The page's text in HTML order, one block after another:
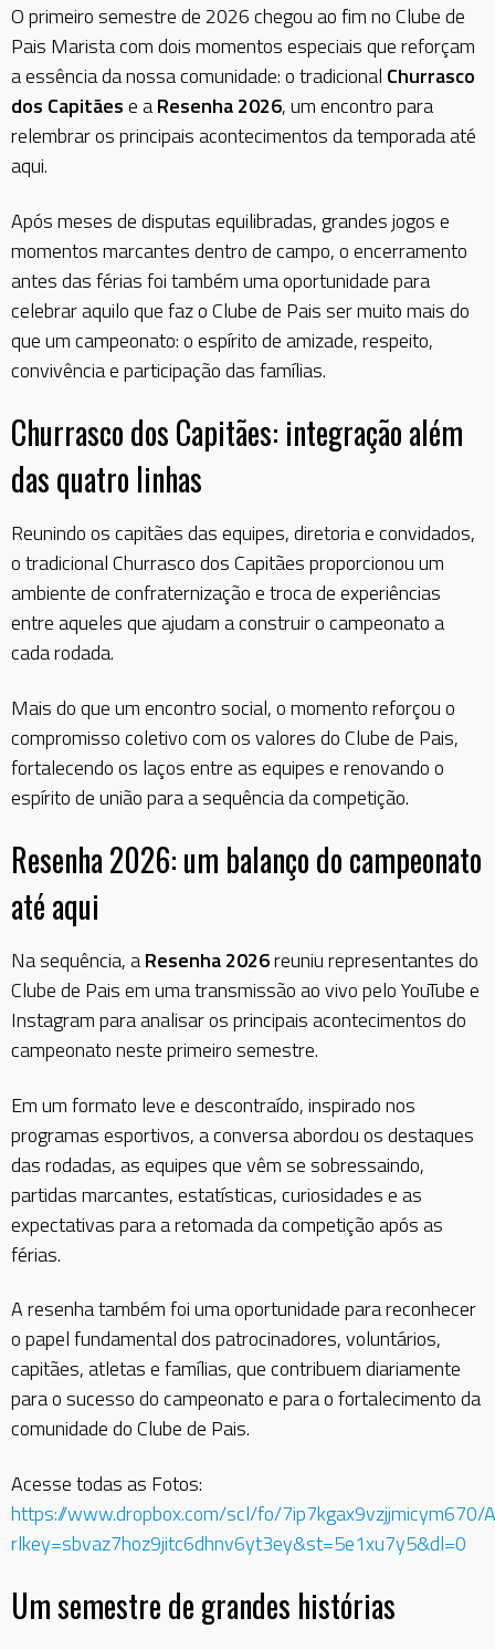
O primeiro semestre de 2026 chegou ao fim no Clube de
Pais Marista com dois momentos especiais que reforçam
a essência da nossa comunidade: o tradicional Churrasco
dos Capitãese aResenha 2026, um encontro para
relembrar os principais acontecimentos da temporada até
aqui.
Após meses de disputas equilibradas, grandes jogos e
momentos marcantes dentro de campo, o encerramento
antes das férias foi também uma oportunidade para
celebrar aquilo que faz o Clube de Pais ser muito mais do
que um campeonato: o espírito de amizade, respeito,
convivência e participação das famílias.
Churrasco dos Capitães: integração além
das quatro linhas
Reunindo os capitães das equipes, diretoria e convidados,
o tradicional Churrasco dos Capitães proporcionou um
ambiente de confraternização e troca de experiências
entre aqueles que ajudam a construir o campeonato a
cada rodada.
Mais do que um encontro social, o momento reforçou o
compromisso coletivo com os valores do Clube de Pais,
fortalecendo os laços entre as equipes e renovando o
espírito de união para a sequência da competição.
Resenha 2026: um balanço do campeonato
até aqui
Na sequência, aResenha 2026reuniu representantes do
Clube de Pais em uma transmissão ao vivo pelo YouTube e
Instagram para analisar os principais acontecimentos do
campeonato neste primeiro semestre.
Em um formato leve e descontraído, inspirado nos
programas esportivos, a conversa abordou os destaques
das rodadas, as equipes que vêm se sobressaindo,
partidas marcantes, estatísticas, curiosidades e as
expectativas para a retomada da competição após as
férias.
A resenha também foi uma oportunidade para reconhecer
o papel fundamental dos patrocinadores, voluntários,
capitães, atletas e famílias, que contribuem diariamente
para o sucesso do campeonato e para o fortalecimento da
comunidade do Clube de Pais.
Acesse todas as Fotos:
https://www.dropbox.com/scl/fo/7ip7kgax9vzjjmicym670/
rlkey=sbvaz7hoz9jitc6dhnv6yt3ey&st=5e1xu7y5&dl=0
Um semestre de grandes histórias